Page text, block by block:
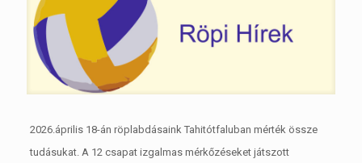
2026.április 18-án röplabdásaink Tahitótfaluban mérték össze
tudásukat. A 12 csapat izgalmas mérkőzéseket játszott